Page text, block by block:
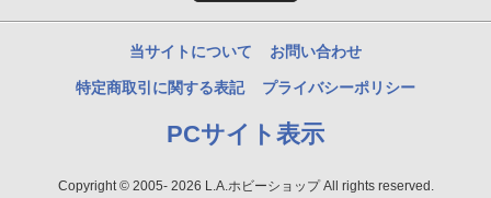
当サイトについて お問い合わせ
特定商取引に関する表記 プライバシーポリシー
PCサイト表示
Copyright © 2005- 2026 L.A.ホビーショップ All rights reserved.